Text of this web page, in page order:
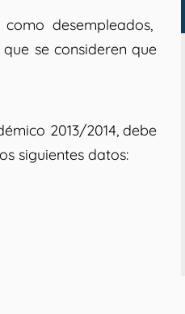
desempleados,
se consideren que
2013/2014, debe
siguientes datos: